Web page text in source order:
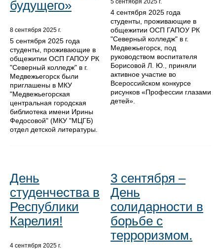
будущего»
8 сентября 2025 г.
5 сентября 2025 года
студенты, проживающие в
общежитии ОСП ГАПОУ РК
"Северный колледж" в г.
Медвежьегорск были
приглашены в МКУ
"Медвежьегорская
центральная городская
библиотека имени Ирины
Федосовой" (МКУ "МЦГБ)
отдел детской литературы.
5 сентября 2025 г.
4 сентября 2025 года
студенты, проживающие в
общежитии ОСП ГАПОУ РК
"Северный колледж" в г.
Медвежьегорск, под
руководством воспитателя
Борисовой Л. Ю., приняли
активное участие во
Всероссийском конкурсе
рисунков «Профессии глазами
детей».
День
студенчества в
Республики
Карелия!
4 сентября 2025 г.
3 сентября –
День
солидарности в
борьбе с
терроризмом.